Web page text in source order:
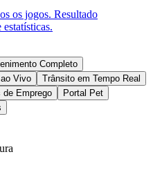
os jogos. Resultado
Completo
Vivo
Trânsito em Tempo Real
de Emprego
Portal Pet